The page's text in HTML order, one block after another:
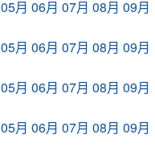
05月 06月 07月 08月 09月
05月 06月 07月 08月 09月
05月 06月 07月 08月 09月
05月 06月 07月 08月 09月